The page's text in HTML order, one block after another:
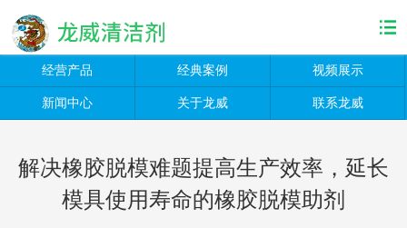
经营产品 经典案例 视频展示
新闻中心 关于龙威 联系龙威
解决橡胶脱模难题提高生产效率，延长
模具使用寿命的橡胶脱模助剂